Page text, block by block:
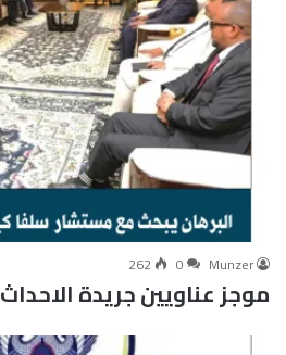
Munzer
0
262
موجز عناويين جريدة الاحداث 30 يوليو 2026